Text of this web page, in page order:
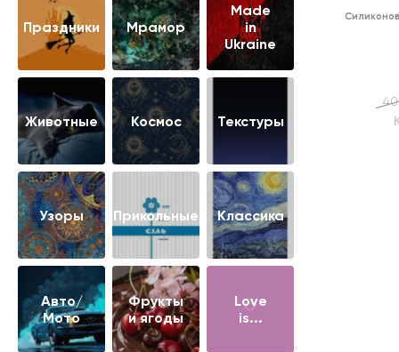
Праздники Мрамор
Made
in
Ukraine
Животные Космос Текстуры
Узоры Прикольные Классика
Авто/
Мото
Фрукты
и ягоды
Love
is...